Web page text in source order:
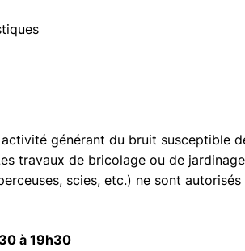
générant du bruit susceptible
travaux de bricolage ou de jardinage
scies, etc.) ne sont autorisés
à 19h30